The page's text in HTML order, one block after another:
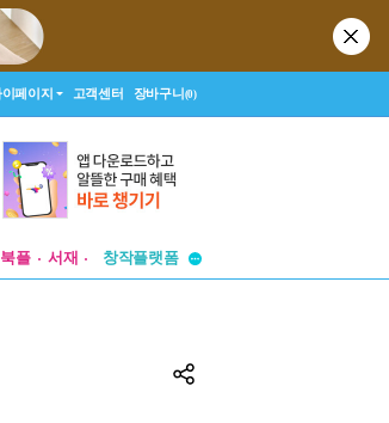
이페이지 고객센터 장바구니(0)
북플 서재
창작플랫폼
투비컨티뉴드